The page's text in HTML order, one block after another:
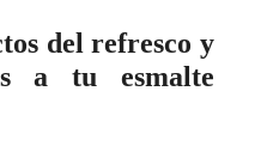
del refresco y
a tu esmalte